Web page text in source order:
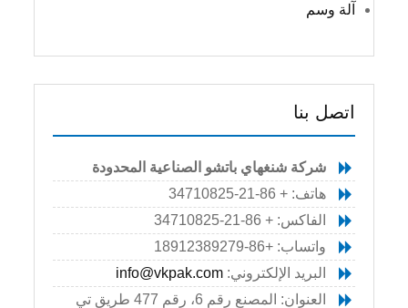
آلة وسم
اتصل بنا
شركة شنغهاي باتشو الصناعية المحدودة
هاتف: + 86-21-34710825
الفاكس: + 86-21-34710825
واتساب: +86-18912389279
البريد الإلكتروني:info@vkpak.com
العنوان: المصنع رقم 6، رقم 477 طريق تي